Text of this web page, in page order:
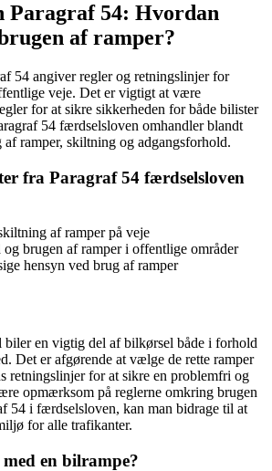
Paragraf 54: Hvordan
af ramper?
54 angiver regler og retningslinjer for
veje. Det er vigtigt at være
for at sikre sikkerheden for både bilister
54 færdselsloven omhandler blandt
ramper, skiltning og adgangsforhold.
fra Paragraf 54 færdselsloven
af ramper på veje
brugen af ramper i offentlige områder
hensyn ved brug af ramper
biler en vigtig del af bilkørsel både i forhold
Det er afgørende at vælge de rette ramper
retningslinjer for at sikre en problemfri og
opmærksom på reglerne omkring brugen
54 i færdselsloven, kan man bidrage til at
for alle trafikanter.
en bilrampe?